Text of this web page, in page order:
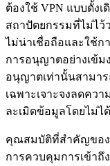
ต้องใช้ VPN แบบดั้ง
สถาปัตยกรรมที่ไม่ไว้
ไม่น่าเชื่อถือและใช้ก
การอนุญาตอย่างเข้ม
อนุญาตเท่านั้นสามา
เฉพาะเจาะจงลดควา
ละเมิดข้อมูลโดยไม่
คุณสมบัติที่สำคัญของ
การควบคุมการเข้าถึ